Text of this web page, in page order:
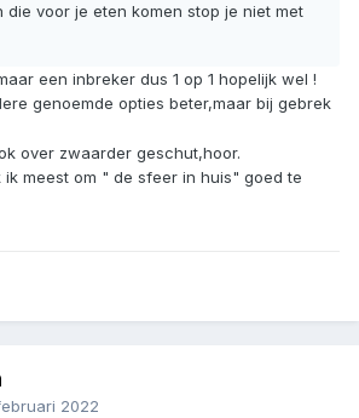
die voor je eten komen stop je niet met
een inbreker dus 1 op 1 hopelijk wel !
genoemde opties beter,maar bij gebrek
over zwaarder geschut,hoor.
meest om " de sfeer in huis" goed te
2022